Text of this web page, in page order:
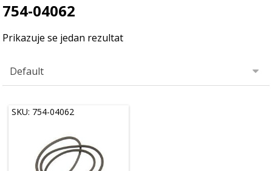
754-04062
Prikazuje se jedan rezultat
SKU: 754-04062